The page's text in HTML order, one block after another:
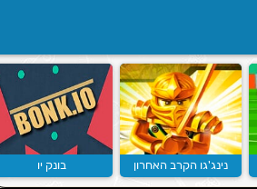
נינג'גו הקרב האחרון בונק יו